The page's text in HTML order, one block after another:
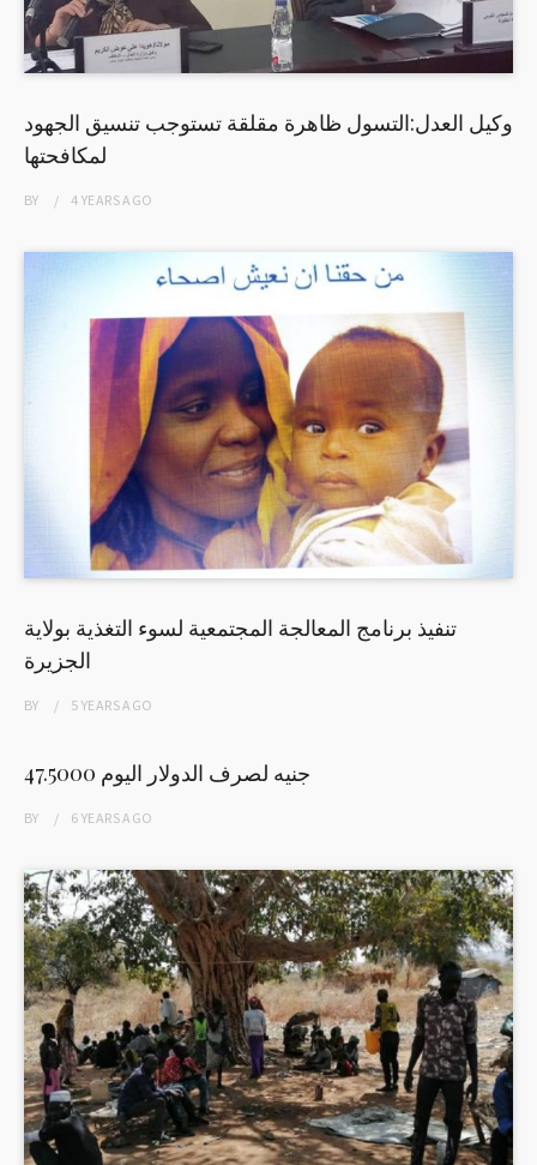
وكيل العدل:التسول ظاهرة مقلقة تستوجب تنسيق الجهود
لمكافحتها
BY 4 YEARSAGO
تنفيذ برنامج المعالجة المجتمعية لسوء التغذية بولاية
الجزيرة
BY 5 YEARSAGO
47.5000 جنيه لصرف الدولار اليوم
BY 6 YEARSAGO